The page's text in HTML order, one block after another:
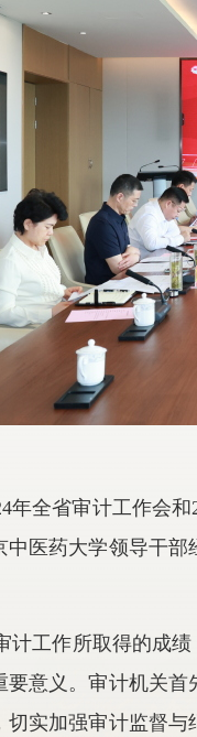
年全省审计工作会和
中医药大学领导干
计工作所取得的成
要意义。审计机关
切实加强审计监督